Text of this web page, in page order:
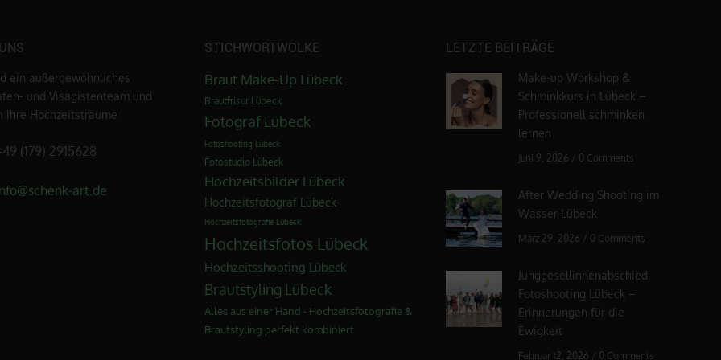
ein außergewöhnliches
und Visagistenteam und
Ihre Hochzeitsträume
(179) 2915628
art.de
STICHWORTWOLKE
Braut Make-Up Lübeck
Brautfrisur Lübeck
Fotograf Lübeck
Fotoshooting Lübeck
Fotostudio Lübeck
Hochzeitsbilder Lübeck
Hochzeitsfotograf Lübeck
Hochzeitsfotografie Lübeck
Hochzeitsfotos Lübeck
Hochzeitsshooting Lübeck
Brautstyling Lübeck
Alles aus einer Hand - Hochzeitsfotografie &
Brautstyling perfekt kombiniert
LETZTE BEITRÄGE
Make-up Workshop &
Schminkkurs in Lübeck –
Professionell schminken
lernen
Juni 9, 2026 / 0 Comments
After Wedding Shooting im
Wasser Lübeck
März 29, 2026 / 0 Comments
Junggesellinnenabschied
Fotoshooting Lübeck –
Erinnerungen für die
Ewigkeit
Februar 12, 2026 / 0 Comments